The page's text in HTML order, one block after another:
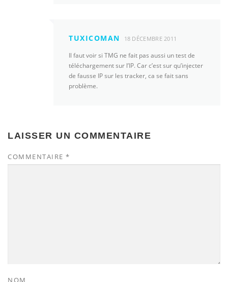
TUXICOMAN 18 DÉCEMBRE 2011
Il faut voir si TMG ne fait pas aussi un test de
téléchargement sur l’IP. Car c’est sur qu’injecter
de fausse IP sur les tracker, ca se fait sans
problème.
LAISSER UN COMMENTAIRE
COMMENTAIRE *
NOM